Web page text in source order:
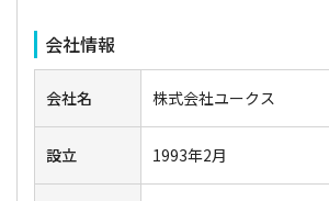
会社情報
会社名 株式会社ユークス
設立 1993年2月